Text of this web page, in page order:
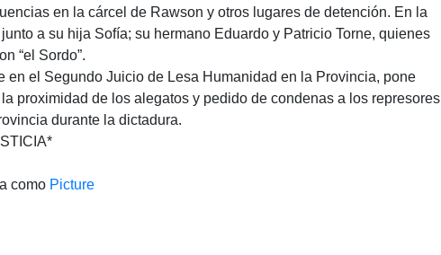
en la cárcel de Rawson y otros lugares de detención. En la
a su hija Sofía; su hermano Eduardo y Patricio Torne, quienes
“el Sordo”.
en el Segundo Juicio de Lesa Humanidad en la Provincia, pone
proximidad de los alegatos y pedido de condenas a los represores
durante la dictadura.
como Picture